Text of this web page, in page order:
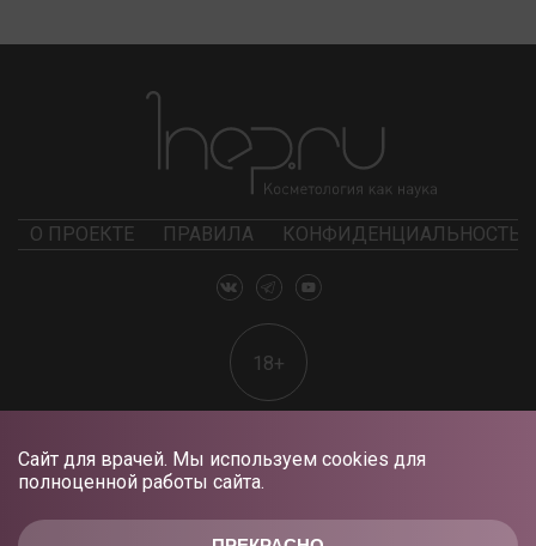
Сайт для врачей. Мы используем cookies для
полноценной работы сайта.
О ПРОЕКТЕ ПРАВИЛА КОНФИДЕНЦИАЛЬНОСТЬ
18+